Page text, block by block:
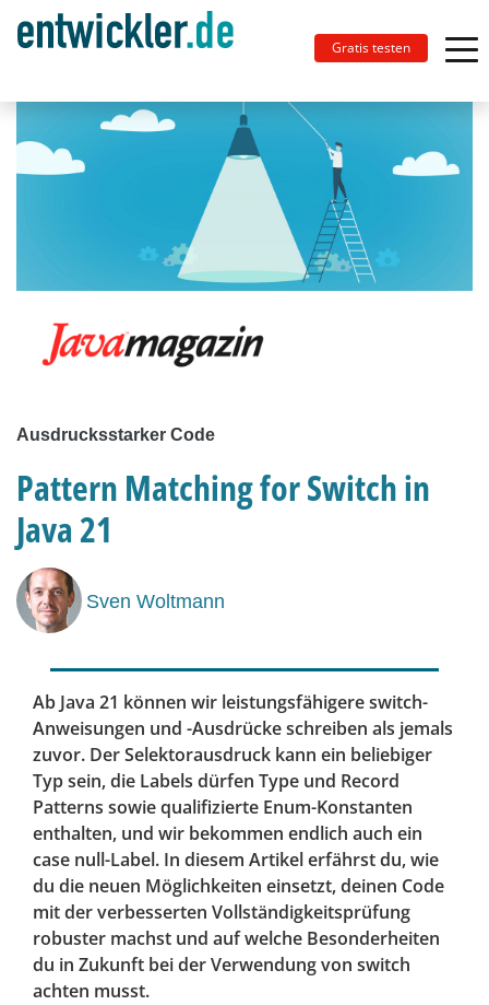
Gratis testen
Ausdrucksstarker Code
Pattern Matching for Switch in
Java 21
Sven Woltmann
Ab Java 21 können wir leistungsfähigereswitch-
Anweisungen und -Ausdrücke schreiben als jemals
zuvor. Der Selektorausdruck kann ein beliebiger
Typ sein, die Labels dürfen Type und Record
Patterns sowie qualifizierte Enum-Konstanten
enthalten, und wir bekommen endlich auch ein
case null-Label. In diesem Artikel erfährst du, wie
du die neuen Möglichkeiten einsetzt, deinen Code
mit der verbesserten Vollständigkeitsprüfung
robuster machst und auf welche Besonderheiten
du in Zukunft bei der Verwendung von switch
achten musst.